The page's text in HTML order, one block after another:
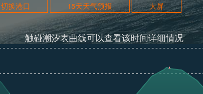
切换港口 15天天气预报 大屏
触碰潮汐表曲线可以查看该时间详细情况